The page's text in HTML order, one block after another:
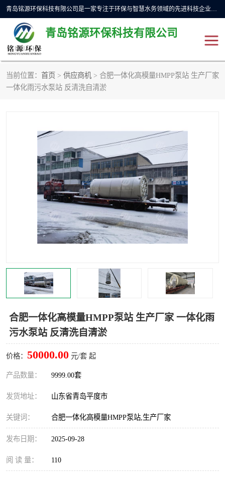
青岛铭源环保科技有限公司是一家专注于环保与智慧水务领域的先进科技企业，公司专注于云智能一体化预制泵站、水务循环利用、海绵城市、云智慧水务开发及新型环保技术研发等领域。铭源环保以为客户提供优质产品、专业技术服务为己任。为客户提供量身定制方案，提供多种配置方案满足实际使用要求。严控供货周期，并提供高标准后期维护。以环保为己任，视质量如生命，以技术做先导，靠诚信赢客户。
青岛铭源环保科技有限公司
当前位置： 首页 > 供应商机 > 合肥一体化高模量HMPP泵站 生产厂家
一体化雨污水泵站 反清洗自清淤
合肥一体化高模量HMPP泵站 生产厂家 一体化雨
污水泵站 反清洗自清淤
价格： 50000.00 元/套 起
产品数量： 9999.00套
发货地址： 山东省青岛平度市
关键词： 合肥一体化高模量HMPP泵站,生产厂家
发布日期： 2025-09-28
阅 读 量： 110
一体化HMPP泵站
下开式堰门 液动限流闸门
加压泵房/灌溉泵房 一体化预制泵站
不锈钢浮筒阀 真空冲洗装置
雨水收集回用装置 门式冲洗装置
智能一体化灌溉泵房 一体化污水处理泵房
一体化泵闸
真空冲洗设备
水平自清洗格栅